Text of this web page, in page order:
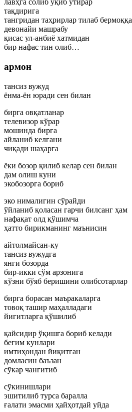
лавҳга солиб ўқиб ўтирар
тақдирига
тангридан таҳрирлар тилаб бермоққа
девонайи машрабу
қисас ул-анбиё хатмидан
бир нафас тин олиб…
армон
тансиз вужуд
ёнма-ён юради сен билан
бирга овқатланар
телевизор кўрар
мошинда бирга
айланиб келгани
чиқади шаҳарга
ёки бозор қилиб келар сен билан
дам олиш куни
экобозорга бориб
эко нималигин сўрайди
ўйланиб қоласан гарчи билсанг ҳам
нафақат олд қўшимча
ҳатто бирикманинг маънисин
айтолмайсан-ку
тансиз вужудга
янги бозорда
бир-икки сўм арзонига
кўзни бўяб беришини олибсотарлар
бирга борасан маъракаларга
товоқ ташир маҳалладаги
йигитларга қўшилиб
қайсидир ўқишга бориб келади
бегим кунлари
имтиҳондан йиқитган
домласин баъзан
сўкар чангитиб
сўкинишлари
эшитилиб турса баралла
ғалати эмасми ҳайҳотдай уйда